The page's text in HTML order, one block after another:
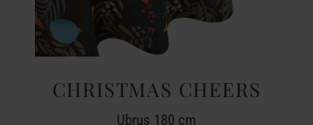
CHRISTMAS CHEERS
Ubrus 180 cm